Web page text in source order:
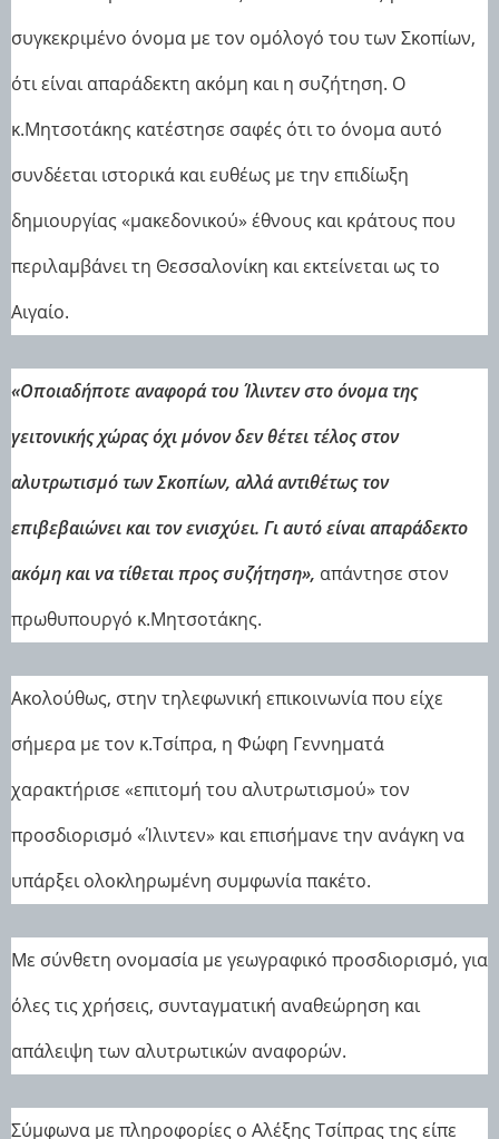
συγκεκριμένο όνομα με τον ομόλογό του των Σκοπίων,
ότι είναι απαράδεκτη ακόμη και η συζήτηση. Ο
κ.Μητσοτάκης κατέστησε σαφές ότι το όνομα αυτό
συνδέεται ιστορικά και ευθέως με την επιδίωξη
δημιουργίας «μακεδονικού» έθνους και κράτους που
περιλαμβάνει τη Θεσσαλονίκη και εκτείνεται ως το
Αιγαίο.
«Οποιαδήποτε αναφορά του Ίλιντεν στο όνομα της
γειτονικής χώρας όχι μόνον δεν θέτει τέλος στον
αλυτρωτισμό των Σκοπίων, αλλά αντιθέτως τον
επιβεβαιώνει και τον ενισχύει. Γι αυτό είναι απαράδεκτο
ακόμη και να τίθεται προς συζήτηση», απάντησε στον
πρωθυπουργό κ.Μητσοτάκης.
Ακολούθως, στην τηλεφωνική επικοινωνία που είχε
σήμερα με τον κ.Τσίπρα, η Φώφη Γεννηματά
χαρακτήρισε «επιτομή του αλυτρωτισμού» τον
προσδιορισμό «Ίλιντεν» και επισήμανε την ανάγκη να
υπάρξει ολοκληρωμένη συμφωνία πακέτο.
Με σύνθετη ονομασία με γεωγραφικό προσδιορισμό, για
όλες τις χρήσεις, συνταγματική αναθεώρηση και
απάλειψη των αλυτρωτικών αναφορών.
Σύμφωνα με πληροφορίες ο Αλέξης Τσίπρας της είπε